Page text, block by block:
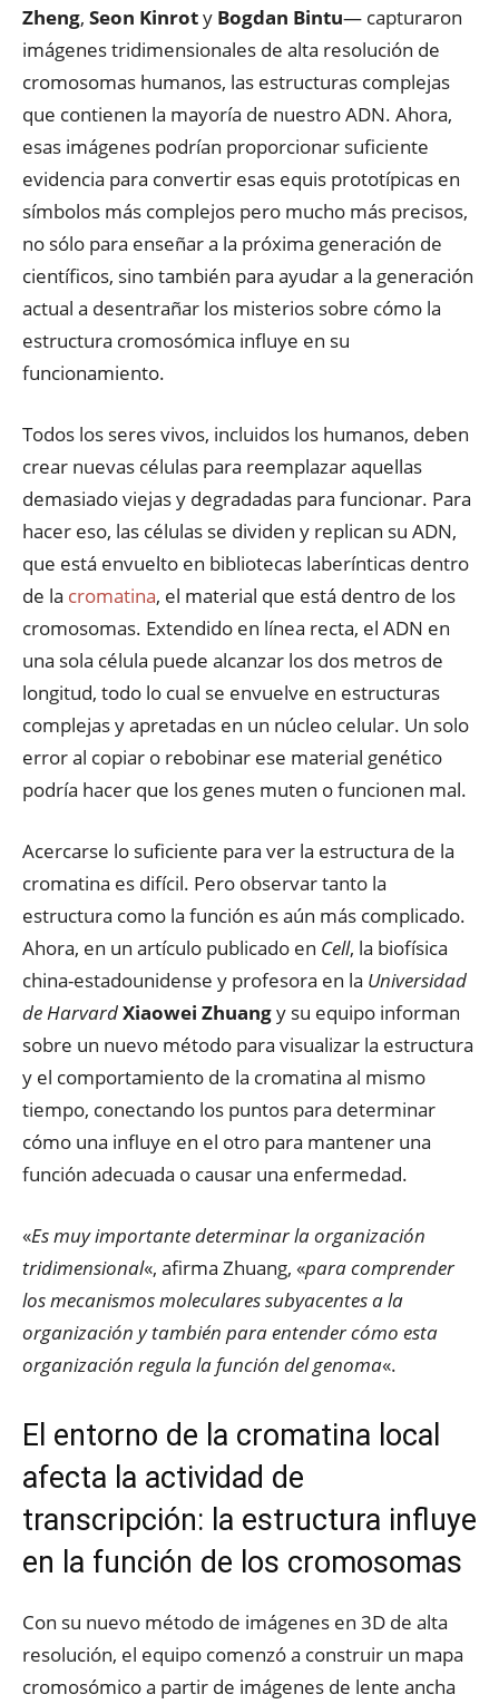
Zheng, Seon Kinroty Bogdan Bintu— capturaron
imágenes tridimensionales de alta resolución de
cromosomas humanos, las estructuras complejas
que contienen la mayoría de nuestro ADN. Ahora,
esas imágenes podrían proporcionar suficiente
evidencia para convertir esas equis prototípicas en
símbolos más complejos pero mucho más precisos,
no sólo para enseñar a la próxima generación de
científicos, sino también para ayudar a la generación
actual a desentrañar los misterios sobre cómo la
estructura cromosómica influye en su
funcionamiento.
Todos los seres vivos, incluidos los humanos, deben
crear nuevas células para reemplazar aquellas
demasiado viejas y degradadas para funcionar. Para
hacer eso, las células se dividen y replican su ADN,
que está envuelto en bibliotecas laberínticas dentro
de la cromatina, el material que está dentro de los
cromosomas. Extendido en línea recta, el ADN en
una sola célula puede alcanzar los dos metros de
longitud, todo lo cual se envuelve en estructuras
complejas y apretadas en un núcleo celular. Un solo
error al copiar o rebobinar ese material genético
podría hacer que los genes muten o funcionen mal.
Acercarse lo suficiente para ver la estructura de la
cromatina es difícil. Pero observar tanto la
estructura como la función es aún más complicado.
Ahora, en un artículo publicado en Cell, la biofísica
china-estadounidense y profesora en la Universidad
de HarvardXiaowei Zhuangy su equipo informan
sobre un nuevo método para visualizar la estructura
y el comportamiento de la cromatina al mismo
tiempo, conectando los puntos para determinar
cómo una influye en el otro para mantener una
función adecuada o causar una enfermedad.
«Es muy importante determinar la organización
tridimensional«, afirma Zhuang, «para comprender
los mecanismos moleculares subyacentes a la
organización y también para entender cómo esta
organización regula la función del genoma«.
El entorno de la cromatina local
afecta la actividad de
transcripción: la estructura influye
en la función de los cromosomas
Con su nuevo método de imágenes en 3D de alta
resolución, el equipo comenzó a construir un mapa
cromosómico a partir de imágenes de lente ancha